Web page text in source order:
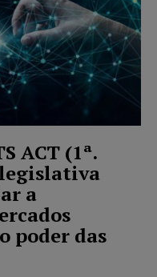
ACT (1ª.
a
poder das